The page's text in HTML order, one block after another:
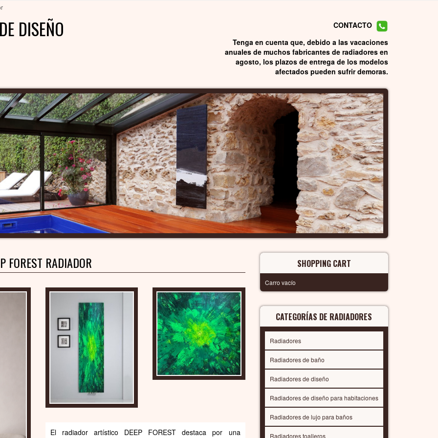
DISEÑO
CONTACTO
Tenga en cuenta que, debido a las vacaciones
anuales de muchos fabricantes de radiadores en
agosto, los plazos de entrega de los modelos
afectados pueden sufrir demoras.
FOREST RADIADOR
El radiador artístico DEEP FOREST destaca por una
SHOPPING CART
Carro vacío
CATEGORÍAS DE RADIADORES
Radiadores
Radiadores de baño
Radiadores de diseño
Radiadores de diseño para habitaciones
Radiadores de lujo para baños
Radiadores toalleros